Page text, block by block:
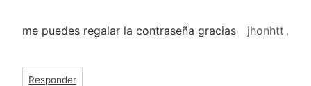
jhonhtt ,
me puedes regalar la contraseña gracias
Responder